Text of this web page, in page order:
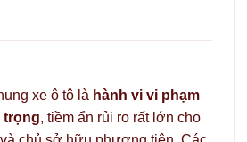
xe ô tô là hành vi vi phạm
trọng, tiềm ẩn rủi ro rất lớn cho